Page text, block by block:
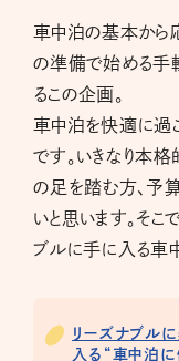
車中泊の基本から
の準備で始める手
るこの企画。
車中泊を快適に過
です。いきなり本
の足を踏む方、予
いと思います。そ
ブルに手に入る車
リーズナブル
入る“車中泊